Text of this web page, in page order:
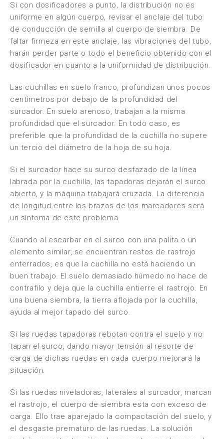
Si con dosificadores a punto, la distribución no es
uniforme en algún cuerpo, revisar el anclaje del tubo
de conducción de semilla al cuerpo de siembra. De
faltar firmeza en este anclaje, las vibraciones del tubo,
harán perder parte o todo el beneficio obtenido con el
dosificador en cuanto a la uniformidad de distribución.
Las cuchillas en suelo franco, profundizan unos pocos
centímetros por debajo de la profundidad del
surcador. En suelo arenoso, trabajan a la misma
profundidad que el surcador. En todo caso, es
preferible que la profundidad de la cuchilla no supere
un tercio del diámetro de la hoja de su hoja.
Si el surcador hace su surco desfazado de la línea
labrada por la cuchilla, las tapadoras dejarán el surco
abierto, y la máquina trabajará cruzada. La diferencia
de longitud entre los brazos de los marcadores será
un síntoma de este problema.
Cuando al escarbar en el surco con una palita o un
elemento similar, se encuentran restos de rastrojo
enterrados, es que la cuchilla no está haciendo un
buen trabajo. El suelo demasiado húmedo no hace de
contrafilo y deja que la cuchilla entierre el rastrojo. En
una buena siembra, la tierra aflojada por la cuchilla,
ayuda al mejor tapado del surco.
Si las ruedas tapadoras rebotan contra el suelo y no
tapan el surco, dando mayor tensión al resorte de
carga de dichas ruedas en cada cuerpo mejorará la
situación.
Si las ruedas niveladoras, laterales al surcador, marcan
el rastrojo, el cuerpo de siembra esta con exceso de
carga. Ello trae aparejado la compactación del suelo, y
el desgaste prematuro de las ruedas. La solución